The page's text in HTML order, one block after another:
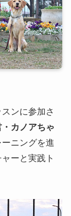
ンに参加さ
カノアちゃ
ニングを進
ーと実践ト